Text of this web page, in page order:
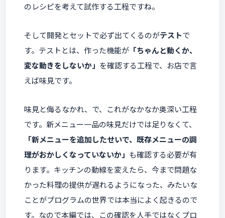
のレシピを考えて試作する工程ですね。
そして開発とセットで必ず出てくるのがテストで
す。テストとは、作った機能が 「ちゃんと動くか、
変な動きをしないか」 を確認する工程で、お店で言
えば味見です。
味見と侮るなかれ、で、これがなかなか奥深い工程
です。新メニュー一品の味見だけでは足りなくて、
「新メニューを追加したせいで、既存メニューの調
理がおかしくなっていないか」 も確認する必要が有
ります。キッチンの動線を変えたら、今まで問題な
かった料理の提供が遅れるようになった、みたいな
ことがプログラムの世界では本当によく起きるので
す。なので本編では、この確認を人手ではなくプロ